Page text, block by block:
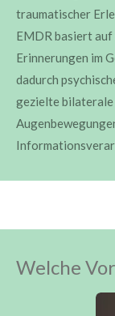
traumatischer
EMDR basiert auf
Erinnerungen im
dadurch
gezielte
Welche